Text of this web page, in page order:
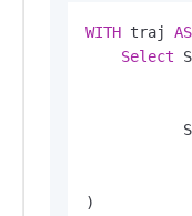
WITH traj AS
Select